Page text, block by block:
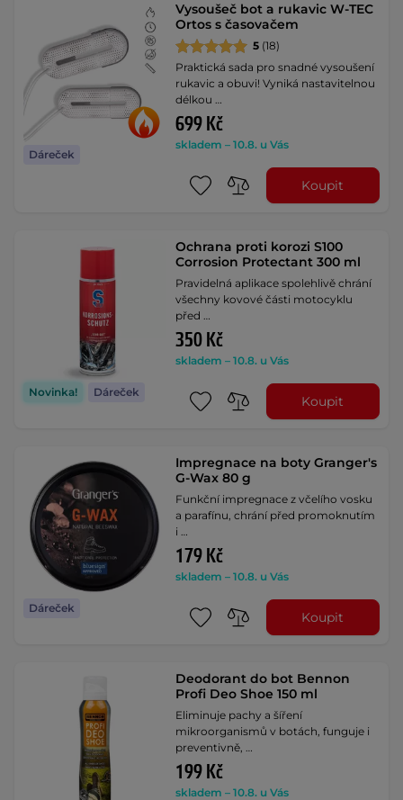
Dáreček
Vysoušeč bot a rukavic W-TEC
Ortos s časovačem
5 (18)
Praktická sada pro snadné vysoušení
rukavic a obuvi! Vyniká nastavitelnou
délkou …
699 Kč
skladem – 10.8. u Vás
Koupit
Novinka! Dáreček
Ochrana proti korozi S100
Corrosion Protectant 300 ml
Pravidelná aplikace spolehlivě chrání
všechny kovové části motocyklu
před …
350 Kč
skladem – 10.8. u Vás
Koupit
Dáreček
Impregnace na boty Granger's
G-Wax 80 g
Funkční impregnace z včelího vosku
a parafínu, chrání před promoknutím
i …
179 Kč
skladem – 10.8. u Vás
Koupit
Deodorant do bot Bennon
Profi Deo Shoe 150 ml
Eliminuje pachy a šíření
mikroorganismů v botách, funguje i
preventivně, …
199 Kč
skladem – 10.8. u Vás